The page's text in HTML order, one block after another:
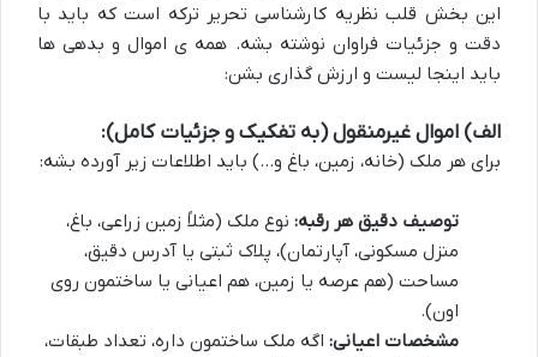
این بخش قلب نظریه کارشناسی تحریر ترکه است که باید با
دقت و جزئیات فراوان نوشته بشه. همه ی اموال و بدهی ها
باید اینجا لیست و ارزش گذاری بشن:
الف) اموال غیرمنقول (به تفکیک و جزئیات کامل):
برای هر ملک (خانه، زمین، باغ و…) باید اطلاعات زیر آورده بشه:
توصیف دقیق هر رقبه: نوع ملک (مثلاً زمین زراعی، باغ،
منزل مسکونی، آپارتمان)، پلاک ثبتی یا آدرس دقیق،
مساحت (هم عرصه یا زمین، هم اعیانی یا ساختمون روی
اون).
مشخصات اعیانی: اگه ملک ساختمون داره، تعداد طبقات،